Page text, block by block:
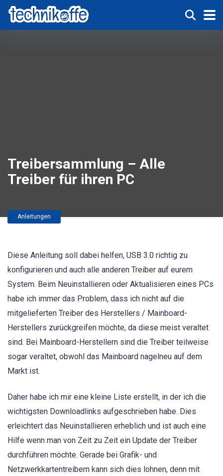
Treibersammlung – Alle
Treiber für ihren PC
Anleitungen
Diese Anleitung soll dabei helfen, USB 3.0 richtig zu
konfigurieren und auch alle anderen Treiber auf eurem
System. Beim Neuinstallieren oder Aktualisieren eines PCs
habe ich immer das Problem, dass ich nicht auf die
mitgelieferten Treiber des Herstellers / Mainboard-
Herstellers zurückgreifen möchte, da diese meist veraltet
sind. Bei Mainboard-Herstellern sind die Treiber teilweise
sogar veraltet, obwohl das Mainboard nagelneu auf dem
Markt ist.
Daher habe ich mir eine kleine Liste erstellt, in der ich die
wichtigsten Downloadlinks aufgeschrieben habe. Dies
erleichtert das Neuinstallieren erheblich und ist auch eine
Hilfe wenn man von Zeit zu Zeit ein Update der Treiber
durchführen möchte. Gerade bei Grafik- und
Netzwerkkartentreibern kann sich dies lohnen, denn mit